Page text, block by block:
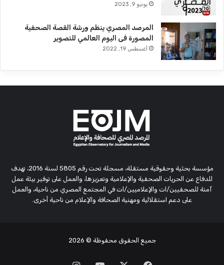
يونيو 9, 2023
المرصد المصري ينظم ورشة القصة الصحفية
المصورة فى اليوم العالمي للتصوير
أغسطس 19, 2022
مؤسسة بحثية وحقوقية مستقلة، مسجلة تحت رقم 5805 لسنة 2016، تهدف
للدفاع عن الحريات الصحفية والإعلامية وتعزيزها، والعمل على توفير بيئة عمل
آمنة للصحفيين/ات والإعلاميين/ات في المجتمع المصري من ناحية، والعمل
على دعم استقلالية ومهنية الصحافة والإعلام من ناحية أخرى.
جميع الحقوق محفوظة © 2026